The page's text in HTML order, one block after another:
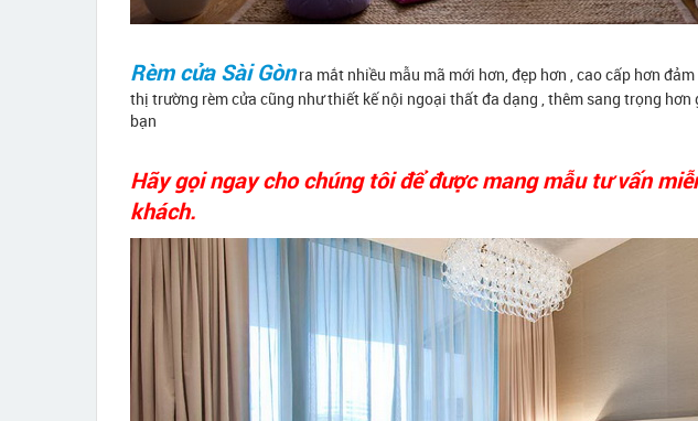
Rèm cửa Sài Gònra mắt nhiều mẫu mã mới hơn, đẹp hơn , cao cấp hơn
thị trường rèm cửa cũng như thiết kế nội ngoại thất đa dạng , thêm sang trọng hơn
bạn
Hãy gọi ngay cho chúng tôi để được mang mẫu tư vấn
khách.